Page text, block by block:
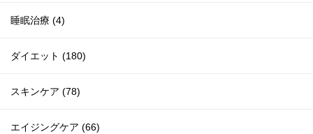
睡眠治療 (4)
ダイエット (180)
スキンケア (78)
エイジングケア (66)